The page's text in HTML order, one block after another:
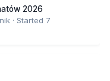
2026
· Started 7